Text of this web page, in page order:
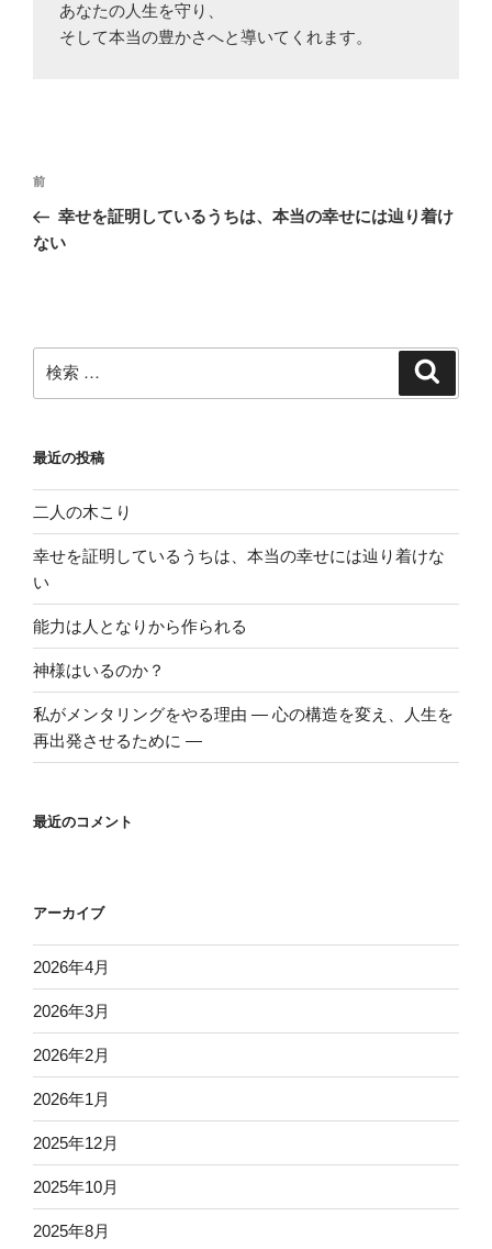
あなたの人生を守り、
そして本当の豊かさへと導いてくれます。
投
ナ
シ
ョ
過
去
の
前
幸せを証明しているうちは、本当の幸せには辿り着け
ない
検
索:
最近の投稿
二人の木こり
幸せを証明しているうちは、本当の幸せには辿り着けな
い
能力は人となりから作られる
神様はいるのか？
私がメンタリングをやる理由 ― 心の構造を変え、人生を
再出発させるために ―
最近のコメント
アーカイブ
2026年4月
2026年3月
2026年2月
2026年1月
2025年12月
2025年10月
2025年8月